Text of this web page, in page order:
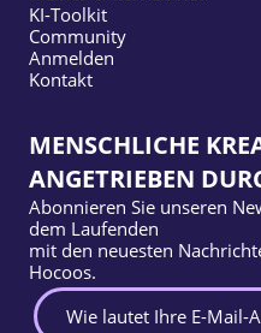
KI-Toolkit
Community
Anmelden
Kontakt
MENSCHLICHE
ANGETRIEBEN
Abonnieren Sie unseren
dem Laufenden
mit den neuesten
Hocoos.